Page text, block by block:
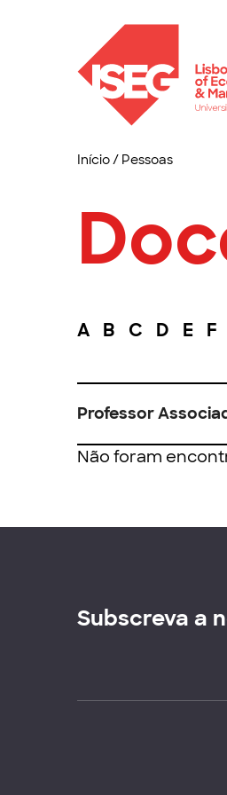
Início/ Pessoas
A B C D E F
Professor
Não foram
Subscreva a